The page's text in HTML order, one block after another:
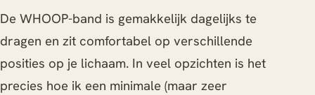
De WHOOP-band is gemakkelijk dagelijks te
dragen en zit comfortabel op verschillende
posities op je lichaam. In veel opzichten is het
precies hoe ik een minimale (maar zeer